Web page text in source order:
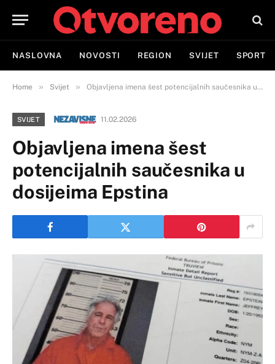
NASLOVNA NOVOSTI REGION SVIJET SPORT
Home » Svijet » Objavljena imena šest potencijalnih saučesnika u dosijeima Epstina
SVIJET 11.02.2026
Objavljena imena šest
potencijalnih saučesnika u
dosijeima Epstina